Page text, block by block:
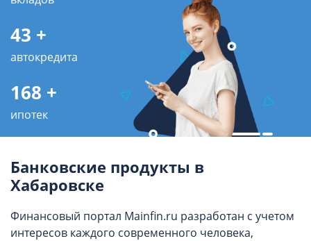
43 +
автокредита
168 +
ипотек
Банковские продукты в
Хабаровске
Финансовый портал Mainfin.ru разработан с учетом
интересов каждого современного человека,